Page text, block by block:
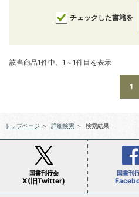
チェックした書籍を
該当商品1件中、1～1件目を表示
1
トップページ ＞ 詳細検索 ＞ 検索結果
国書刊行会
X(旧Twitter)
国書刊